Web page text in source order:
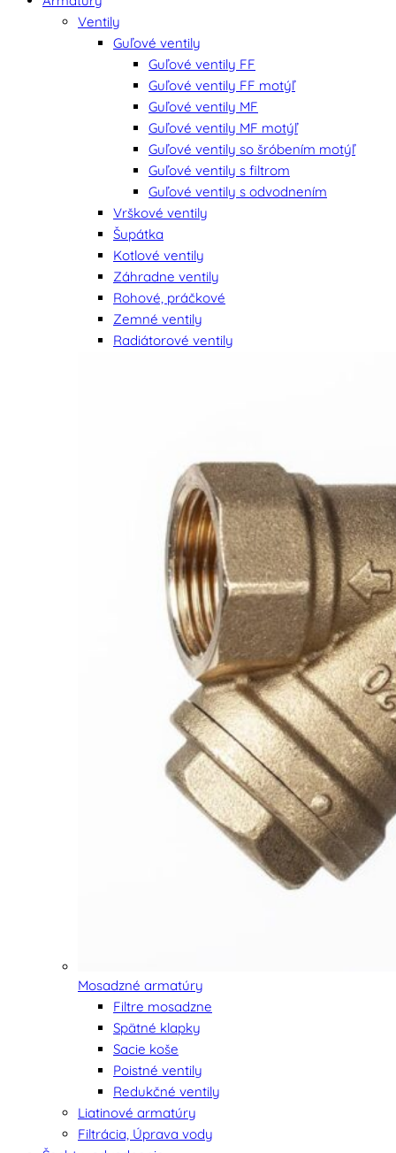
Ventily
Guľové ventily
Guľové ventily FF
Guľové ventily FF motýľ
Guľové ventily MF
Guľové ventily MF motýľ
Guľové ventily so šróbením motýľ
Guľové ventily s filtrom
Guľové ventily s odvodnením
Vrškové ventily
Šupátka
Kotlové ventily
Záhradne ventily
Rohové, práčkové
Zemné ventily
Radiátorové ventily
Mosadzné armatúry
Filtre mosadzne
Spätné klapky
Sacie koše
Poistné ventily
Redukčné ventily
Liatinové armatúry
Filtrácia, Úprava vody